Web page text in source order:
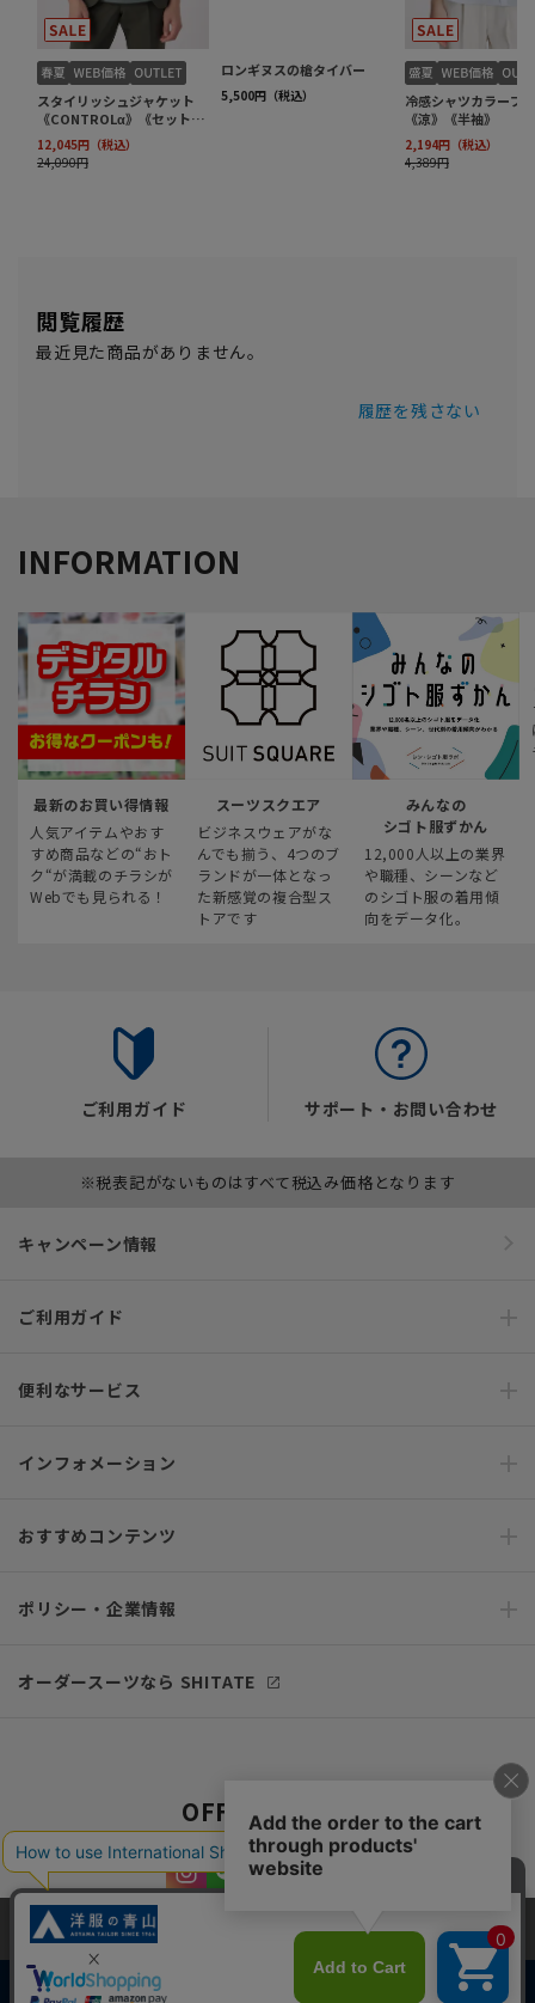
閲覧履歴
最近見た商品がありません。
履歴を残さない
INFORMATION
最新のお買い得情報
人気アイテムやおす
すめ商品などの“おト
ク“が満載のチラシが
Webでも見られる！
スーツスクエア
ビジネスウェアがな
んでも揃う、4つのブ
ランドが一体となっ
た新感覚の複合型ス
トアです
みんなの
シゴト服ずかん
12,000人以上の業界
や職種、シーンなど
のシゴト服の着用傾
向をデータ化。
ご利用ガイド サポート・お問い合わせ
※税表記がないものはすべて税込み価格となります
キャンペーン情報
ご利用ガイド
便利なサービス
インフォメーション
おすすめコンテンツ
ポリシー・企業情報
オーダースーツなら SHITATE
OFFICIAL SNS
当サイトでは、快適な閲覧体験とコンテンツ改善のためにCookieを使用
しています。閲覧を続けることで、Cookieの使用に同意したものとみな